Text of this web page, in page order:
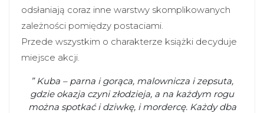
odsłaniają coraz inne warstwy skomplikowanych
zależności pomiędzy postaciami.
Przede wszystkim o charakterze książki decyduje
miejsce akcji.
” Kuba – parna i gorąca, malownicza i zepsuta,
gdzie okazja czyni złodzieja, a na każdym rogu
można spotkać i dziwkę, i mordercę. Każdy dba